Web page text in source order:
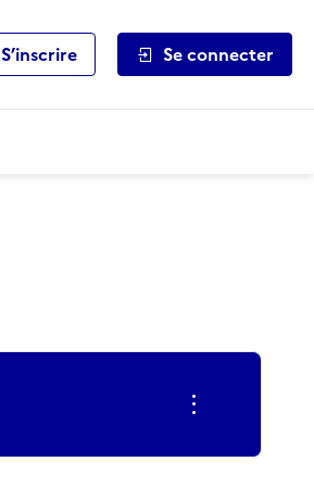
S’inscrire Se connecter